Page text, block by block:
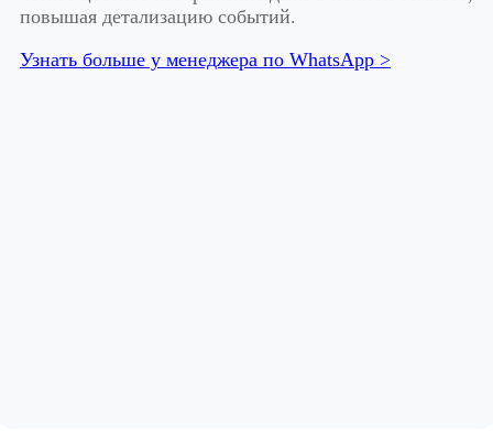
повышая детализацию событий.
Узнать больше у менеджера по WhatsApp >